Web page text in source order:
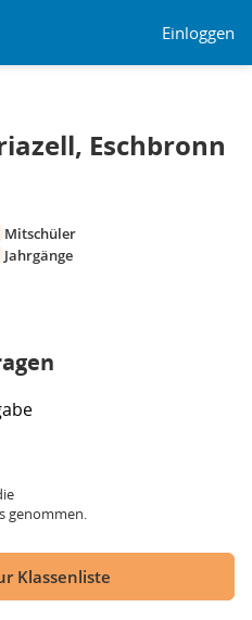
Einloggen
Eschbronn
Mitschüler
Jahrgänge
genommen.
Klassenliste